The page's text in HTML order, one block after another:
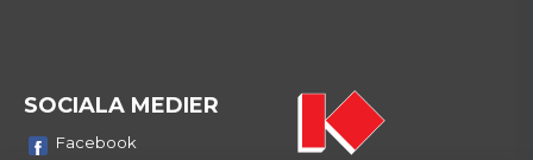
SOCIALA MEDIER
Facebook